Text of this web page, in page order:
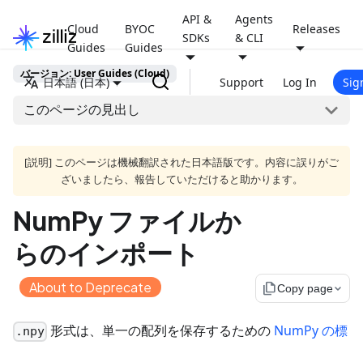
Cloud
Guides
BYOC
Guides
API &
SDKs
Agents
& CLI
Releases
日本語 (日本) Support Log In
バージョン: User Guides (Cloud)
このページの見出し
[説明] このページは機械翻訳された日本語版です。内容に誤りがご
ざいましたら、報告していただけると助かります。
NumPy ファイルか
らのインポート
About to Deprecate file_copyCopy page
.npy 形式は、単一の配列を保存するための NumPy の標